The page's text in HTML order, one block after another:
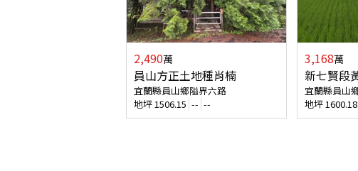
2,490萬
員山方正土地種肖楠
宜蘭縣員山鄉隘界六路
地坪1506.15 -- --
3,168萬
新七賢段
宜蘭縣員山
地坪1600.18